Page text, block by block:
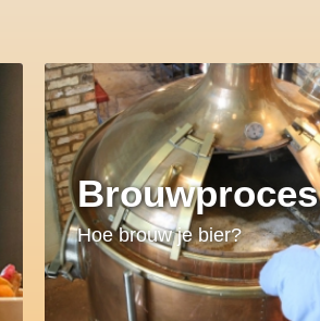
Brouwproces
Hoe brouw je bier?